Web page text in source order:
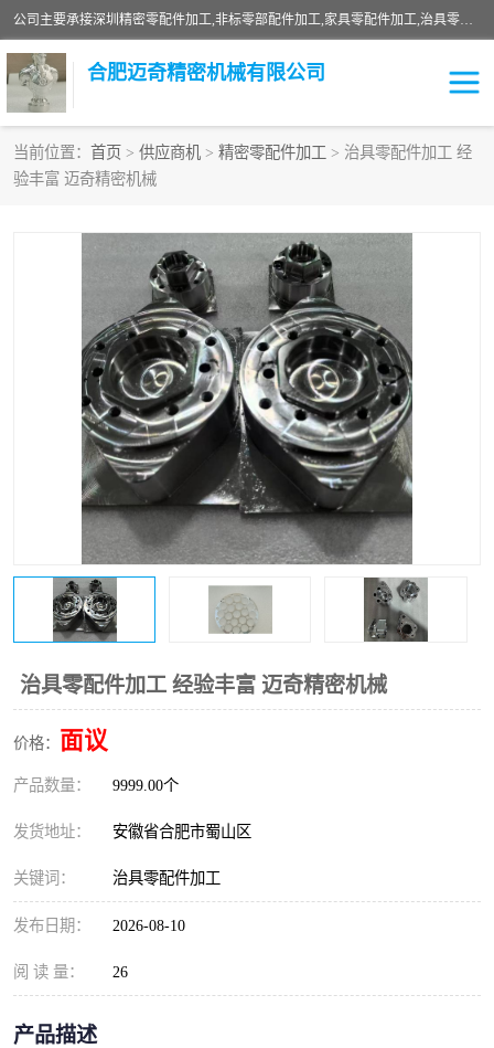
公司主要承接深圳精密零配件加工,非标零部配件加工,家具零配件加工,治具零配件加工,安徽精密零配件加工等各种各种精密机械加工，欢迎来来电咨询！
合肥迈奇精密机械有限公司
当前位置： 首页 > 供应商机 > 精密零配件加工 > 治具零配件加工 经
验丰富 迈奇精密机械
治具零配件加工 经验丰富 迈奇精密机械
价格： 面议
产品数量： 9999.00个
发货地址： 安徽省合肥市蜀山区
关键词： 治具零配件加工
发布日期： 2026-08-10
阅 读 量： 26
产品描述
铣床加工
机器人零件加工 绝缘材料加工
家具零配件加工 数控精密机加工
零部件机加工 机床零件加工
CNC加工 数控机床加工
不锈钢加工